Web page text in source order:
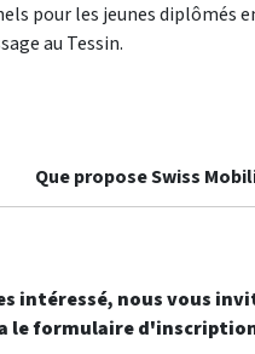
pour les jeunes diplômés
au Tessin.
Que propose Swiss
intéressé, nous vous
le formulaire